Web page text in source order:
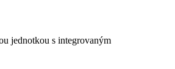
jednotkou s integrovaným